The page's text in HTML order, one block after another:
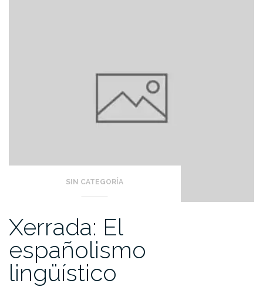
SIN CATEGORÍA
Xerrada: El
españolismo
lingüístico